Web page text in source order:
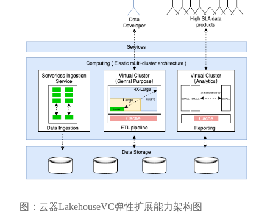
图：云器LakehouseVC弹性扩展能力架构图